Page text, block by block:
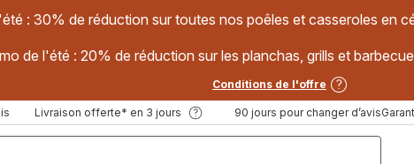
: 30% de réduction sur toutes nos poêles et casseroles en
de l'été : 20% de réduction sur les planchas, grills et
Conditions de l'offre
Livraison offerte* en 3 jours 90 jours pour changer d’avis